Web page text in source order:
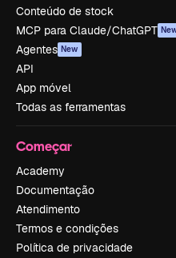
Conteúdo de stock
MCP para Claude/ChatGPT
Agentes New
API
App móvel
Todas as ferramentas
Começar
Academy
Documentação
Atendimento
Termos e condições
Política de privacidade